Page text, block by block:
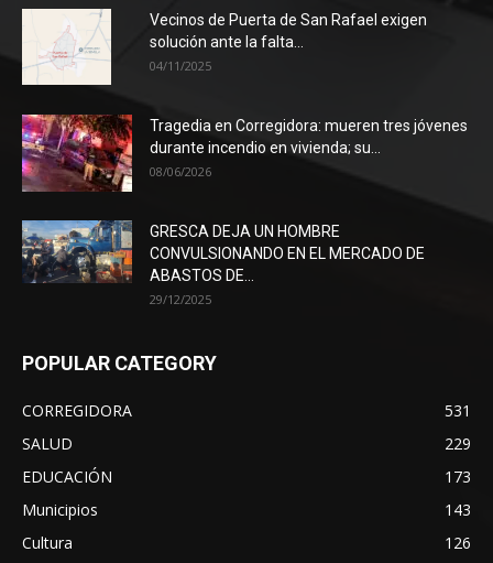
Vecinos de Puerta de San Rafael exigen
solución ante la falta...
04/11/2025
Tragedia en Corregidora: mueren tres jóvenes
durante incendio en vivienda; su...
08/06/2026
GRESCA DEJA UN HOMBRE
CONVULSIONANDO EN EL MERCADO DE
ABASTOS DE...
29/12/2025
POPULAR CATEGORY
CORREGIDORA
531
SALUD
229
EDUCACIÓN
173
Municipios
143
Cultura
126